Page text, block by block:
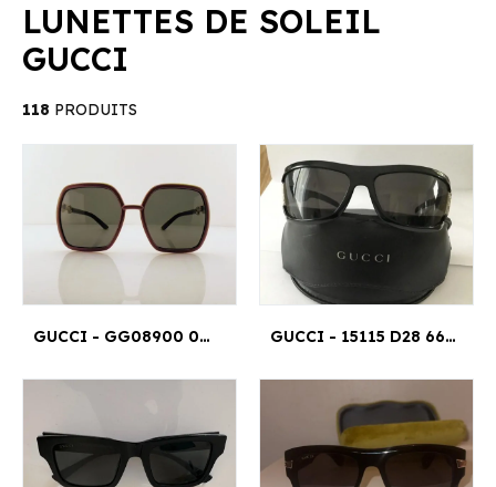
LUNETTES DE SOLEIL
GUCCI
118 PRODUITS
GUCCI - GG08900 003 55¤19 GUCCI - 15115 D28 66 16 120